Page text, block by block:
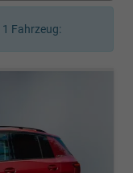
1 Fahrzeug: